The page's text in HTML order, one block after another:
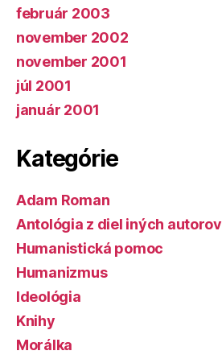
február 2003
november 2002
november 2001
júl 2001
január 2001
Kategórie
Adam Roman
Antológia z diel iných autorov
Humanistická pomoc
Humanizmus
Ideológia
Knihy
Morálka